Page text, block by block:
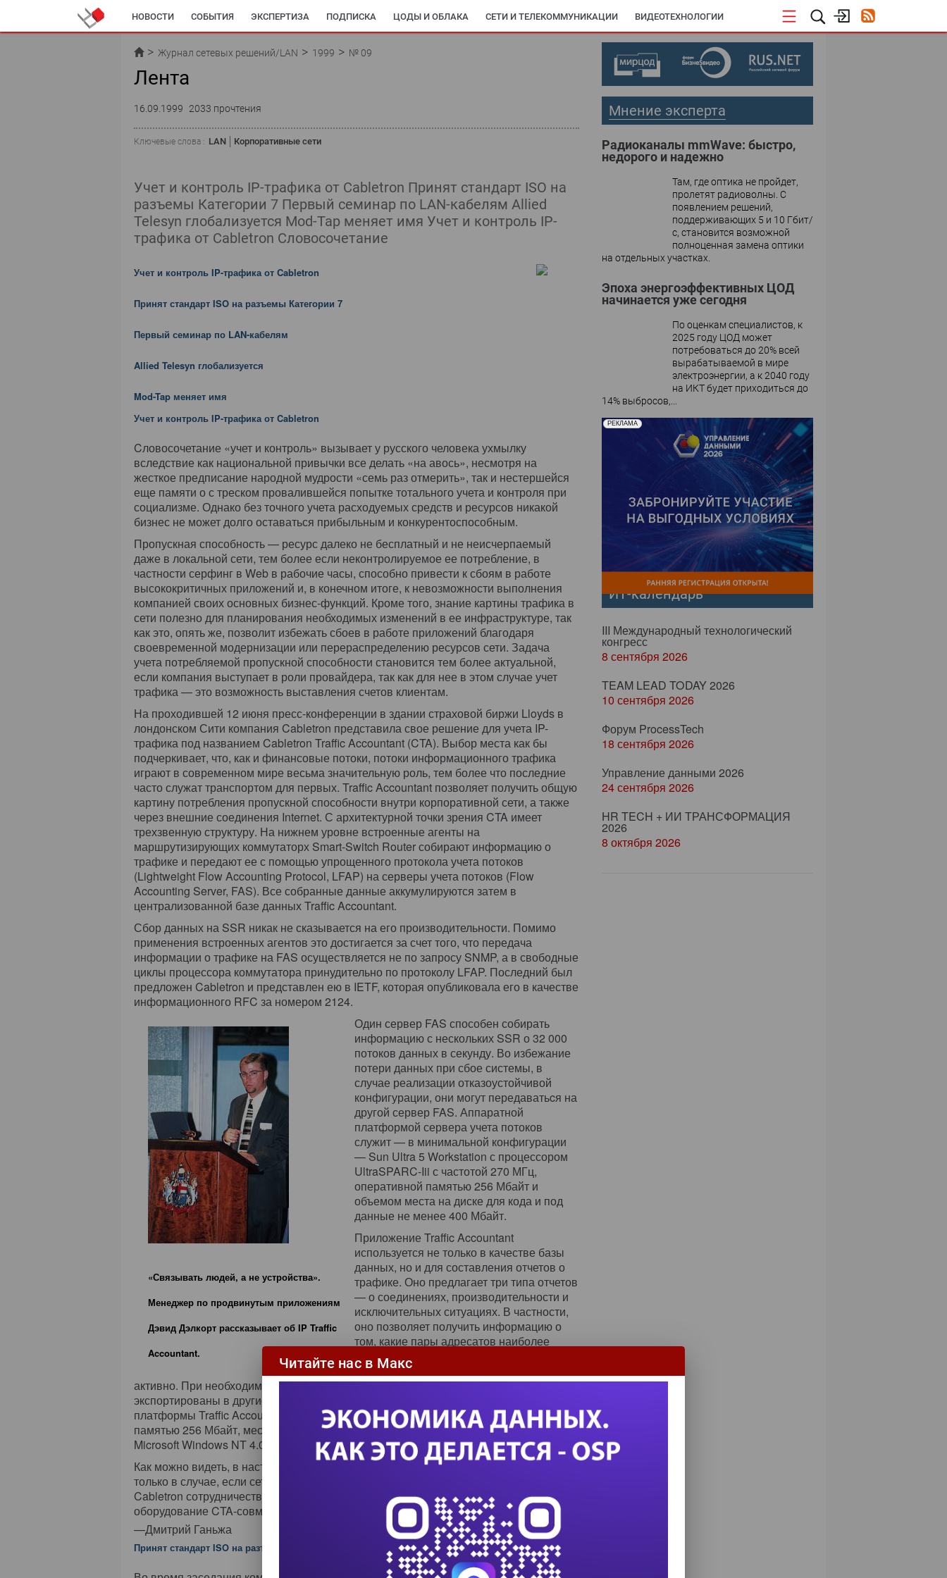
НОВОСТИ СОБЫТИЯ ЭКСПЕРТИЗА ПОДПИСКА ЦОДЫ И ОБЛАКА СЕТИ И ТЕЛЕКОММУНИКАЦИИ ВИДЕОТЕХНОЛОГИИ
Журнал сетевых решений/LAN 1999 № 09
Лента
16.09.1999 2033 прочтения
Ключевые слова : LAN Корпоративные сети
Учет и контроль IP-трафика от Cabletron Принят стандарт ISO на
разъемы Категории 7 Первый семинар по LAN-кабелям Allied
Telesyn глобализуется Mod-Tap меняет имя Учет и контроль IP-
трафика от Cabletron Cловосочетание
Учет и контроль IP-трафика от Cabletron
Принят стандарт ISO на разъемы Категории 7
Первый семинар по LAN-кабелям
Allied Telesyn глобализуется
Mod-Tap меняет имя
Учет и контроль IP-трафика от Cabletron
Cловосочетание «учет и контроль» вызывает у русского человека ухмылку
вследствие как национальной привычки все делать «на авось», несмотря на
жесткое предписание народной мудрости «семь раз отмерить», так и нестершейся
еще памяти о с треском провалившейся попытке тотального учета и контроля при
социализме. Однако без точного учета расходуемых средств и ресурсов никакой
бизнес не может долго оставаться прибыльным и конкурентоспособным.
Пропускная способность — ресурс далеко не бесплатный и не неисчерпаемый
даже в локальной сети, тем более если неконтролируемое ее потребление, в
частности серфинг в Web в рабочие часы, способно привести к сбоям в работе
высококритичных приложений и, в конечном итоге, к невозможности выполнения
компанией своих основных бизнес-функций. Кроме того, знание картины трафика в
сети полезно для планирования необходимых изменений в ее инфраструктуре, так
как это, опять же, позволит избежать сбоев в работе приложений благодаря
своевременной модернизации или перераспределению ресурсов сети. Задача
учета потребляемой пропускной способности становится тем более актуальной,
если компания выступает в роли провайдера, так как для нее в этом случае учет
трафика — это возможность выставления счетов клиентам.
На проходившей 12 июня пресс-конференции в здании страховой биржи Lloyds в
лондонском Сити компания Cabletron представила свое решение для учета IP-
трафика под названием Cabletron Traffic Accountant (CTA). Выбор места как бы
подчеркивает, что, как и финансовые потоки, потоки информационного трафика
играют в современном мире весьма значительную роль, тем более что последние
часто служат транспортом для первых. Traffic Accountant позволяет получить общую
картину потребления пропускной способности внутри корпоративной сети, а также
через внешние соединения Internet. С архитектурной точки зрения CTA имеет
трехзвенную структуру. На нижнем уровне встроенные агенты на
маршрутизирующих коммутаторх Smart-Switch Router собирают информацию о
трафике и передают ее с помощью упрощенного протокола учета потоков
(Lightweight Flow Accounting Protocol, LFAP) на серверы учета потоков (Flow
Accounting Server, FAS). Все собранные данные аккумулируются затем в
централизованной базе данных Traffic Accountant.
Сбор данных на SSR никак не сказывается на его производительности. Помимо
применения встроенных агентов это достигается за счет того, что передача
информации о трафике на FAS осуществляется не по запросу SNMP, а в свободные
циклы процессора коммутатора принудительно по протоколу LFAP. Последний был
предложен Cabletron и представлен ею в IETF, которая опубликовала его в качестве
информационного RFC за номером 2124.
«Связывать людей, а не устройства».
Менеджер по продвинутым приложениям
Дэвид Дэлкорт рассказывает об IP Traffic
Accountant.
Один сервер FAS способен собирать
информацию с нескольких SSR о 32 000
потоков данных в секунду. Во избежание
потери данных при сбое системы, в
случае реализации отказоустойчивой
конфигурации, они могут передаватьcя на
другой сервер FAS. Аппаратной
платформой сервера учета потоков
служит — в минимальной конфигурации
— Sun Ultra 5 Workstation с процессором
UltraSPARC-Iii с частотой 270 МГц,
оперативной памятью 256 Мбайт и
объемом места на диске для кода и под
данные не менее 400 Мбайт.
Приложение Traffic Accountant
используется не только в качестве базы
данных, но и для составления отчетов о
трафике. Оно предлагает три типа отчетов
— о соединениях, производительности и
исключительных ситуациях. В частности,
оно позволяет получить информацию о
том, какие пары адресатов наиболее
часто общаются между собой и какие
приложения используются наиболее
активно. При необходимости накопленные данные о трафике могут быть
экспортированы в другие приложения. В качестве минимальной аппаратной
платформы Traffic Accountant достаточно ПК с Pentium на 350 МГц, оперативной
памятью 256 Мбайт, местом на диске 100 Мбайт для кода приложения и ОС
Microsoft Windows NT 4.0.
Как можно видеть, в настоящее время учет IP-трафика с помощью CTA возможен
только в случае, если сеть базируется на оборудовании Cabletron. В планах
Cabletron сотрудничество с другими компаниям для внедрения в их сетевое
оборудование CTA-совместимых агентов, однако пока это только планы.
—Дмитрий Ганьжа
Принят стандарт ISO на разъемы Категории 7
Мнение эксперта
Радиоканалы mmWave: быстро,
недорого и надежно
Там, где оптика не пройдет,
пролетят радиоволны. С
появлением решений,
поддерживающих 5 и 10 Гбит/
с, становится возможной
полноценная замена оптики
на отдельных участках.
Эпоха энергоэффективных ЦОД
начинается уже сегодня
По оценкам специалистов, к
2025 году ЦОД может
потребоваться до 20% всей
вырабатываемой в мире
электроэнергии, а к 2040 году
на ИКТ будет приходиться до
14% выбросов,...
РЕКЛАМА
ИТ-календарь
III Международный технологический
конгресс
8 сентября 2026
TEAM LEAD TODAY 2026
10 сентября 2026
Форум ProcessTech
18 сентября 2026
Управление данными 2026
24 сентября 2026
HR TECH + ИИ ТРАНСФОРМАЦИЯ
2026
8 октября 2026
Читайте нас в Макс